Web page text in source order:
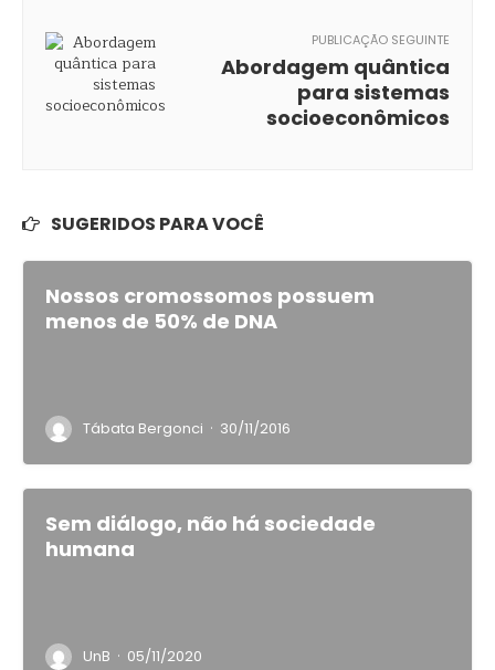
PUBLICAÇÃO SEGUINTE
Abordagem quântica
para sistemas
socioeconômicos
SUGERIDOS PARA VOCÊ
Nossos cromossomos possuem
menos de 50% de DNA
Tábata Bergonci · 30/11/2016
Sem diálogo, não há sociedade
humana
UnB · 05/11/2020